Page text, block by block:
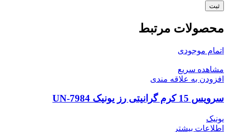
محصولات مرتبط
اتمام موجودی
مشاهده سریع
افزودن به علاقه مندی
سرویس 15 کرم گرانیتی رز یونیک UN-7984
یونیک
اطلاعات بیشتر